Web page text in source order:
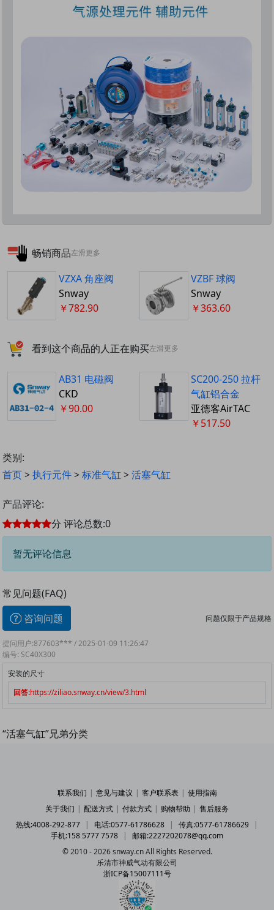
畅销商品左滑更多
VZXA 角座阀
Snway
￥782.90
VZBF 球阀
Snway
￥363.60
看到这个商品的人正在购买左滑更多
AB31 电磁阀
CKD
￥90.00
SC200-250 拉杆
气缸铝合金
亚德客AirTAC
￥517.50
类别:
首页>执行元件>标准气缸 >活塞气缸
产品评论:
分 评论总数:0
暂无评论信息
常见问题(FAQ)
咨询问题
问题仅限于产品规格
提问用户:877603*** / 2025-01-09 11:26:47
编号: SC40X300
安装的尺寸
回答:https://ziliao.snway.cn/view/3.html
“活塞气缸”兄弟分类
联系我们 | 意见与建议 | 客户联系表 | 使用指南
关于我们 | 配送方式 | 付款方式 | 购物帮助 | 售后服务
热线:4008-292-877
| 电话:0577-61786628 | 传真:0577-61786629
|
手机:158 5777 7578
|
邮箱:2227202078@qq.com
© 2010 - 2026 snway.cn All Rights Reserved.
乐清市神威气动有限公司
浙ICP备15007111号